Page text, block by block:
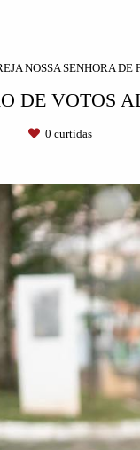
NOSSA SENHORA DE
DE VOTOS
0 curtidas